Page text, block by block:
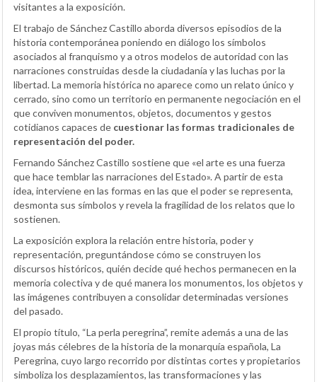
visitantes a la exposición.
El trabajo de Sánchez Castillo aborda diversos episodios de la
historia contemporánea poniendo en diálogo los símbolos
asociados al franquismo y a otros modelos de autoridad con las
narraciones construidas desde la ciudadanía y las luchas por la
libertad. La memoria histórica no aparece como un relato único y
cerrado, sino como un territorio en permanente negociación en el
que conviven monumentos, objetos, documentos y gestos
cotidianos capaces de cuestionar las formas tradicionales de
representación del poder.
Fernando Sánchez Castillo sostiene que «el arte es una fuerza
que hace temblar las narraciones del Estado». A partir de esta
idea, interviene en las formas en las que el poder se representa,
desmonta sus símbolos y revela la fragilidad de los relatos que lo
sostienen.
La exposición explora la relación entre historia, poder y
representación, preguntándose cómo se construyen los
discursos históricos, quién decide qué hechos permanecen en la
memoria colectiva y de qué manera los monumentos, los objetos y
las imágenes contribuyen a consolidar determinadas versiones
del pasado.
El propio título, “La perla peregrina”, remite además a una de las
joyas más célebres de la historia de la monarquía española, La
Peregrina, cuyo largo recorrido por distintas cortes y propietarios
simboliza los desplazamientos, las transformaciones y las